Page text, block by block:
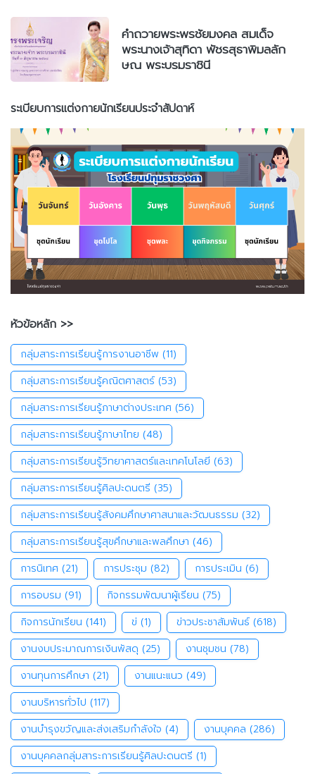
คำถวายพระพรชัยมงคล สมเด็จ
พระนางเจ้าสุทิดา พัชรสุธาพิมลลัก
ษณ พระบรมราชินี
ระเบียบการแต่งกายนักเรียนประจำสัปดาห์
หัวข้อหลัก >>
กลุ่มสาระการเรียนรู้การงานอาชีพ (11)
กลุ่มสาระการเรียนรู้คณิตศาสตร์ (53)
กลุ่มสาระการเรียนรู้ภาษาต่างประเทศ (56)
กลุ่มสาระการเรียนรู้ภาษาไทย (48)
กลุ่มสาระการเรียนรู้วิทยาศาสตร์และเทคโนโลยี (63)
กลุ่มสาระการเรียนรู้ศิลปะดนตรี (35)
กลุ่มสาระการเรียนรู้สังคมศึกษาศาสนาและวัฒนธรรม (32)
กลุ่มสาระการเรียนรู้สุขศึกษาและพลศึกษา (46)
การนิเทศ (21) การประชุม (82) การประเมิน (6)
การอบรม (91) กิจกรรมพัฒนาผู้เรียน (75)
กิจการนักเรียน (141) ข่ (1) ข่าวประชาสัมพันธ์ (618)
งานงบประมาณการเงินพัสดุ (25) งานชุมชน (78)
งานทุนการศึกษา (21) งานแนะแนว (49)
งานบริหารทั่วไป (117)
งานบำรุงขวัญและส่งเสริมกำลังใจ (4) งานบุคคล (286)
งานบุคคลกลุ่มสาระการเรียนรู้ศิลปะดนตรี (1)